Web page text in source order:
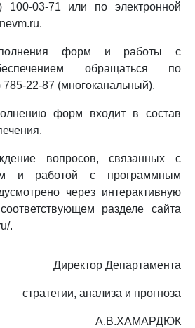
100-03-71 или по электронной
форм и работы с
обращаться по
22-87 (многоканальный).
форм входит в состав
вопросов, связанных с
и работой с программным
через интерактивную
разделе сайта
.
Директор Департамента
стратегии, анализа и прогноза
А.В.ХАМАРДЮК